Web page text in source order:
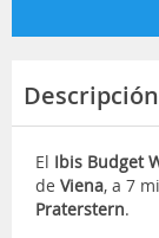
Descripción
El Ibis Budget
de Viena, a 7
Praterstern.